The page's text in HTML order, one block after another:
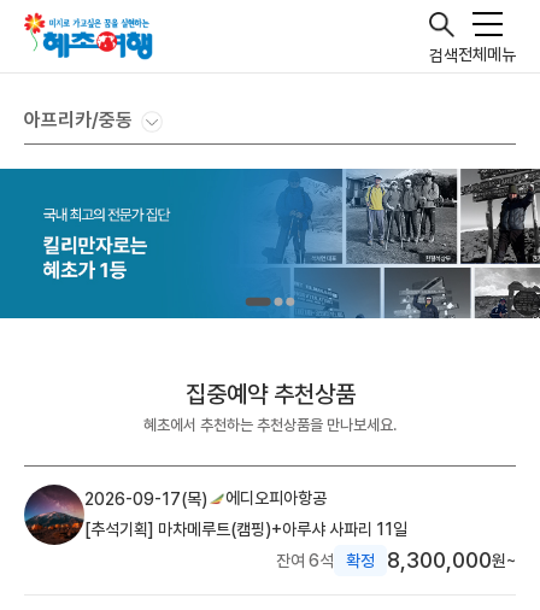
검색전체메뉴
아프리카/중동
집중예약 추천상품
혜초에서 추천하는 추천상품을 만나보세요.
2026-09-17(목)
에디오피아항공
[추석기획] 마차메루트(캠핑)+아루샤 사파리 11일
8,300,000원~
확정
잔여 6석